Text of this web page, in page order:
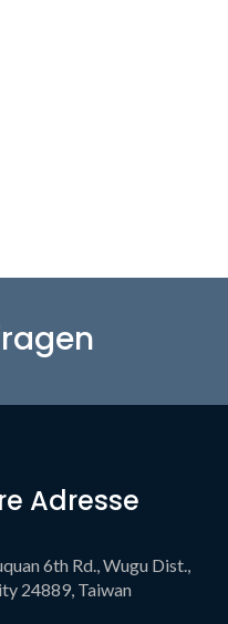
Adresse
6th Rd., Wugu Dist.,
24889, Taiwan